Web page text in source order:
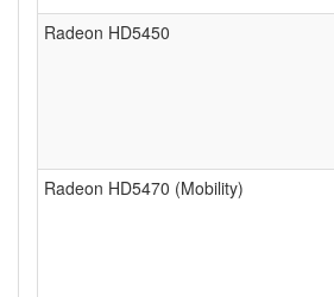
Radeon HD5450
Radeon HD5470 (Mobility)